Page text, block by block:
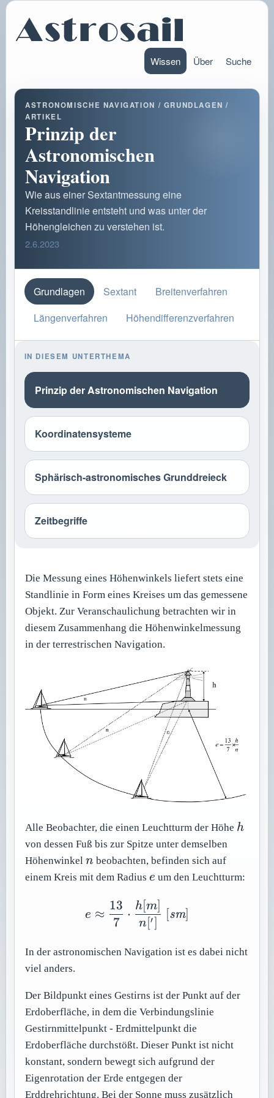
Wissen Über Suche
ASTRONOMISCHE NAVIGATION / GRUNDLAGEN /
ARTIKEL
Prinzip der
Astronomischen
Navigation
Wie aus einer Sextantmessung eine
Kreisstandlinie entsteht und was unter der
Höhengleichen zu verstehen ist.
2.6.2023
Grundlagen Sextant
Breitenverfahren
Längenverfahren
Höhendifferenzverfahren
IN DIESEM UNTERTHEMA
Prinzip der Astronomischen Navigation
Koordinatensysteme
Sphärisch-astronomisches Grunddreieck
Zeitbegriffe
Die Messung eines Höhenwinkels liefert stets eine
Standlinie in Form eines Kreises um das gemessene
Objekt. Zur Veranschaulichung betrachten wir in
diesem Zusammenhang die Höhenwinkelmessung
in der terrestrischen Navigation.
Alle Beobachter, die einen Leuchtturm der Höhe h
h
von dessen Fuß bis zur Spitze unter demselben
Höhenwinkeln
n beobachten, befinden sich auf
einem Kreis mit dem Radiuse
e um den Leuchtturm:
e \approx
e ≈
7
13
⋅
n[′]
h[m]
[sm]
In der astronomischen Navigation ist es dabei nicht
viel anders.
Der Bildpunkt eines Gestirns ist der Punkt auf der
Erdoberfläche, in dem die Verbindungslinie
Gestirnmittelpunkt - Erdmittelpunkt die
Erdoberfläche durchstößt. Dieser Punkt ist nicht
konstant, sondern bewegt sich aufgrund der
Eigenrotation der Erde entgegen der
Erddrehrichtung. Bei der Sonne muss zusätzlich